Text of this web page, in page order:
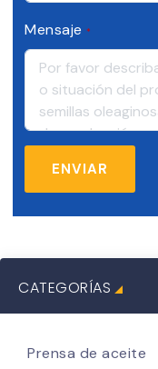
CATEGORÍAS
Prensa de aceite
Mensaje*